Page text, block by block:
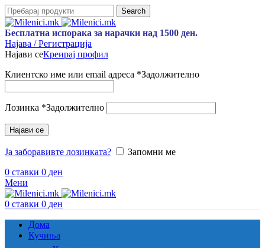
Search
Бесплатна испорака за нарачки над 1500 ден.
Најава / Регистрација
Најави сеКреирај профил
Клиентско име или email адреса *Задолжително
Лозинка *Задолжително
Најави се
Ја заборавивте лозинката?
Запомни ме
0 ставки 0 ден
Мени
0 ставки 0 ден
Дома
Кучиња